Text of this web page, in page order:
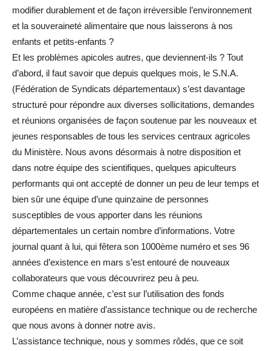
modifier durablement et de façon irréversible l’environnement
et la souveraineté alimentaire que nous laisserons à nos
enfants et petits-enfants ?
Et les problèmes apicoles autres, que deviennent-ils ? Tout
d’abord, il faut savoir que depuis quelques mois, le S.N.A.
(Fédération de Syndicats départementaux) s’est davantage
structuré pour répondre aux diverses sollicitations, demandes
et réunions organisées de façon soutenue par les nouveaux et
jeunes responsables de tous les services centraux agricoles
du Ministère. Nous avons désormais à notre disposition et
dans notre équipe des scientifiques, quelques apiculteurs
performants qui ont accepté de donner un peu de leur temps et
bien sûr une équipe d’une quinzaine de personnes
susceptibles de vous apporter dans les réunions
départementales un certain nombre d’informations. Votre
journal quant à lui, qui fêtera son 1000ème numéro et ses 96
années d’existence en mars s’est entouré de nouveaux
collaborateurs que vous découvrirez peu à peu.
Comme chaque année, c’est sur l’utilisation des fonds
européens en matière d’assistance technique ou de recherche
que nous avons à donner notre avis.
L’assistance technique, nous y sommes rôdés, que ce soit